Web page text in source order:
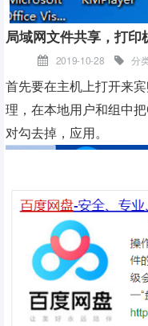
图1.菜单栏
2.点击清除
图2.清除设置窗口
注意：从S7-200 SMART
项，V2.3之前的版本无此勾选
图3.键入密码窗口
4.清除完成后，点击关闭即
图4.关闭清除窗口
忘记密码如何处理
自S7-200 SMART V2.3版本
到别的盘，或者到U盘里
局域网文件共享，打印
2019-10-28
分
首先要在主机上打开来
理，在本地用户和组中
对勾去掉，应用。